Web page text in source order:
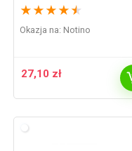
★ ★ ★ ★ ★
Okazja na: Notino
27,10 zł